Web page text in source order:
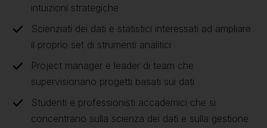
intuizioni strategiche
Scienziati dei dati e statistici interessati ad ampliare
il proprio set di strumenti analitici
Project manager e leader di team che
supervisionano progetti basati sui dati
Studenti e professionisti accademici che si
concentrano sulla scienza dei dati e sulla gestione